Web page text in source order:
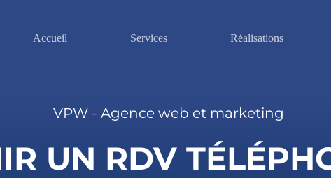
Accueil Services Réalisations
VPW - Agence web et marketing
UN RDV